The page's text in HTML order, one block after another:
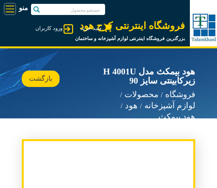
فروشگاه اینترنتی کرج هود
بزرگترین فروشگاه اینترنتی لوازم آشپزخانه و ساختمان
ورود کاربران سبد خرید
هود بیمکث مدل H 4001U
زیرکابینتی سایز 90
فروشگاه
محصولات
لوازم آشپزخانه
هود
هود بیمکث
بازگشت